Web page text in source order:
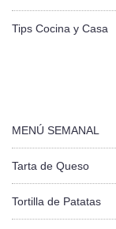
Tips Cocina y Casa
MENÚ SEMANAL
Tarta de Queso
Tortilla de Patatas